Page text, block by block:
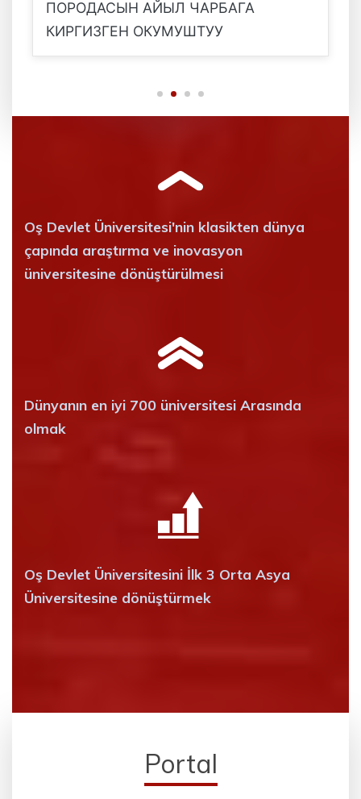
ПОРОДАСЫН АЙЫЛ ЧАРБАГА
КИРГИЗГЕН ОКУМУШТУУ
Oş Devlet Üniversitesi'nin klasikten dünya
çapında araştırma ve inovasyon
üniversitesine dönüştürülmesi
Dünyanın en iyi 700 üniversitesi Arasında
olmak
Oş Devlet Üniversitesini İlk 3 Orta Asya
Üniversitesine dönüştürmek
Portal